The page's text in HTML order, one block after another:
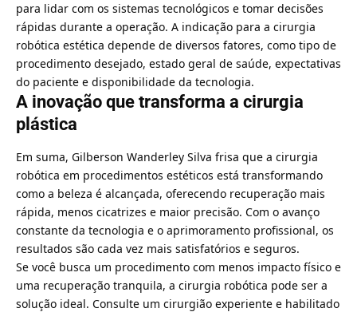
para lidar com os sistemas tecnológicos e tomar decisões
rápidas durante a operação. A indicação para a cirurgia
robótica estética depende de diversos fatores, como tipo de
procedimento desejado, estado geral de saúde, expectativas
do paciente e disponibilidade da tecnologia.
A inovação que transforma a cirurgia
plástica
Em suma, Gilberson Wanderley Silva frisa que a cirurgia
robótica em procedimentos estéticos está transformando
como a beleza é alcançada, oferecendo recuperação mais
rápida, menos cicatrizes e maior precisão. Com o avanço
constante da tecnologia e o aprimoramento profissional, os
resultados são cada vez mais satisfatórios e seguros.
Se você busca um procedimento com menos impacto físico e
uma recuperação tranquila, a cirurgia robótica pode ser a
solução ideal. Consulte um cirurgião experiente e habilitado